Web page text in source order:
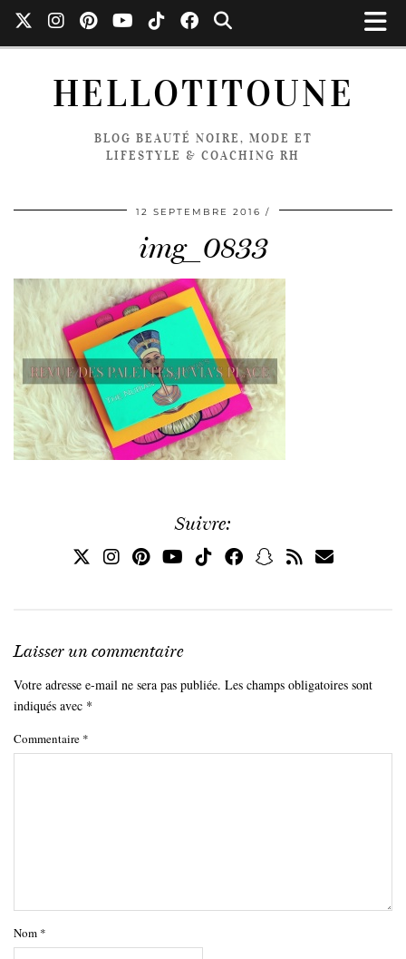
HELLOTITOUNE
BLOG BEAUTÉ NOIRE, MODE ET
LIFESTYLE & COACHING RH
12 SEPTEMBRE 2016
img_0833
Suivre:
Laisser un commentaire
Votre adresse e-mail ne sera pas publiée. Les champs obligatoires sont
indiqués avec *
Commentaire *
Nom *